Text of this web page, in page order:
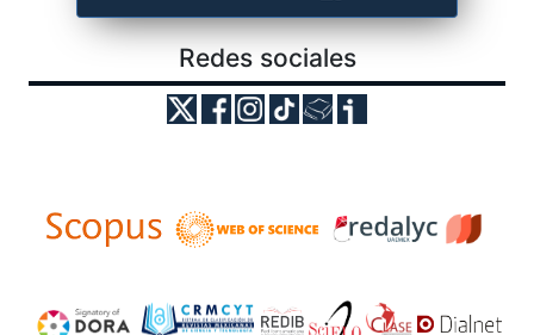
Redes sociales